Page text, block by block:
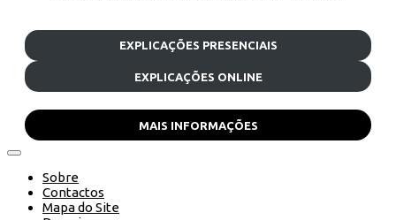
EXPLICAÇÕES PRESENCIAIS
EXPLICAÇÕES ONLINE
MAIS INFORMAÇÕES
Sobre
Contactos
Mapa do Site